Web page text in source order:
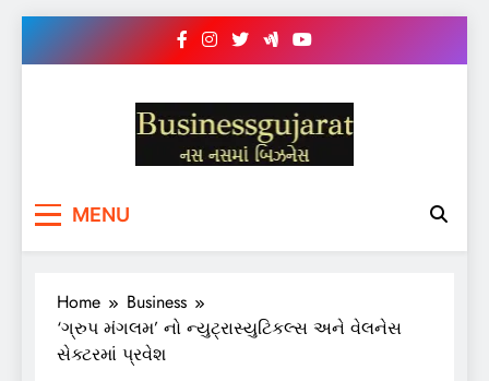
BUSINESS GUJARAT
MENU
Home
Business
‘ગ્રુપ મંગલમ’ નો ન્યુટ્રાસ્યુટિકલ્સ અને વેલનેસ
સેક્ટરમાં પ્રવેશ